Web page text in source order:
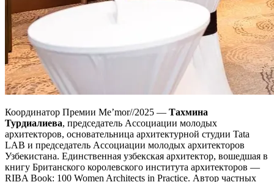
Координатор Премии Me’mor//2025 — Тахмина
Турдиалиева, председатель Ассоциации молодых
архитекторов, основательница архитектурной студии Tata
LAB и председатель Ассоциации молодых архитекторов
Узбекистана. Единственная узбекская архитектор, вошедшая в
книгу Британского королевского института архитекторов —
RIBA Book: 100 Women Architects in Practice. Автор частных